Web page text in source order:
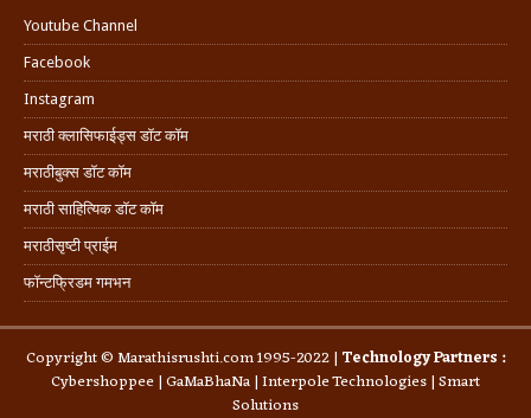
Youtube Channel
Facebook
Instagram
मराठी क्लासिफाईड्स डॉट कॉम
मराठीबुक्स डॉट कॉम
मराठी साहित्यिक डॉट कॉम
मराठीसृष्टी प्राईम
फॉन्टफ्रिडम गमभन
Copyright © Marathisrushti.com 1995-2022 | Technology Partners :
Cybershoppee|GaMaBhaNa|Interpole Technologies| Smart
Solutions